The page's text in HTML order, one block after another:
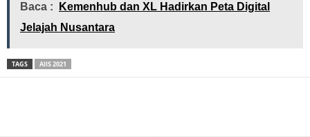
Baca :
Kemenhub dan XL Hadirkan Peta Digital
Jelajah Nusantara
TAGS AIIS 2021